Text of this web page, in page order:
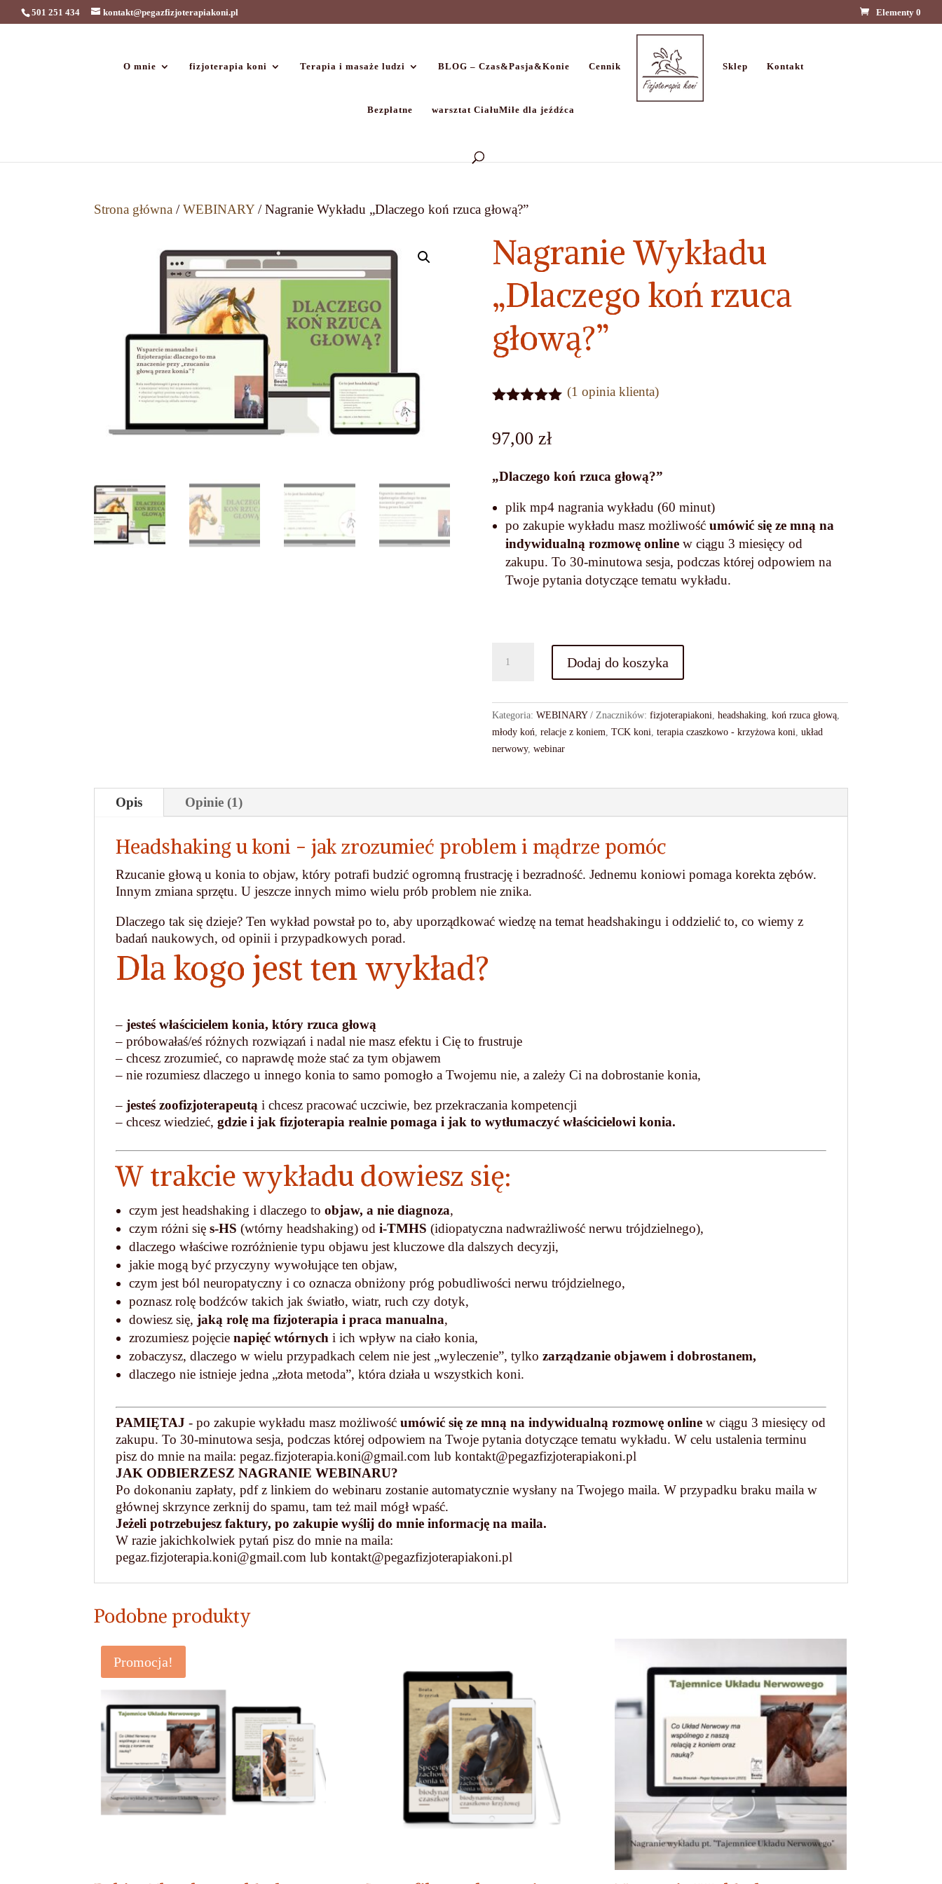
501 251 434 kontakt@pegazfizjoterapiakoni.pl Elementy 0
O mnie fizjoterapia koni Terapia i masaże ludzi BLOG – Czas&Pasja&Konie Cennik Sklep Kontakt
Bezpłatne warsztat CiałuMiłe dla jeźdźca
Strona główna /WEBINARY/ Nagranie Wykładu „Dlaczego koń rzuca głową?”
Nagranie Wykładu
„Dlaczego koń rzuca
głową?”
na
klienta
(1 opinia klienta)
97,00 zł
„Dlaczego koń rzuca głową?”
plik mp4 nagrania wykładu (60 minut)
po zakupie wykładu masz możliwość umówić się ze mną na
indywidualną rozmowę onlinew ciągu 3 miesięcy od
zakupu. To 30-minutowa sesja, podczas której odpowiem na
Twoje pytania dotyczące tematu wykładu.
Nagranie
"Dlaczego
koń
rzuca
głową?"
Dodaj do koszyka
Kategoria: WEBINARY Znaczników: fizjoterapiakoni headshaking, koń rzuca głową,
młody koń relacje z koniem TCK koni terapia czaszkowo - krzyżowa koni układ
nerwowy, webinar
Opis Opinie (1)
Headshaking u koni - jak zrozumieć problem i mądrze pomóc
Rzucanie głową u konia to objaw, który potrafi budzić ogromną frustrację i bezradność. Jednemu koniowi pomaga korekta zębów.
Innym zmiana sprzętu. U jeszcze innych mimo wielu prób problem nie znika.
Dlaczego tak się dzieje? Ten wykład powstał po to, aby uporządkować wiedzę na temat headshakingu i oddzielić to, co wiemy z
badań naukowych, od opinii i przypadkowych porad.
Dla kogo jest ten wykład?
–jesteś właścicielem konia, który rzuca głową
– próbowałaś/eś różnych rozwiązań i nadal nie masz efektu i Cię to frustruje
– chcesz zrozumieć, co naprawdę może stać za tym objawem
– nie rozumiesz dlaczego u innego konia to samo pomogło a Twojemu nie, a zależy Ci na dobrostanie konia,
–jesteś zoofizjoterapeutą i chcesz pracować uczciwie, bez przekraczania kompetencji
– chcesz wiedzieć,gdzie i jak fizjoterapia realnie pomaga i jak to wytłumaczyć właścicielowi konia.
W trakcie wykładu dowiesz się:
czym jest headshaking i dlaczego toobjaw, a nie diagnoza,
czym różni sięs-HS (wtórny headshaking) odi-TMHS (idiopatyczna nadwrażliwość nerwu trójdzielnego),
dlaczego właściwe rozróżnienie typu objawu jest kluczowe dla dalszych decyzji,
jakie mogą być przyczyny wywołujące ten objaw,
czym jest ból neuropatyczny i co oznacza obniżony próg pobudliwości nerwu trójdzielnego,
poznasz rolę bodźców takich jak światło, wiatr, ruch czy dotyk,
dowiesz się,jaką rolę ma fizjoterapia i praca manualna,
zrozumiesz pojęcienapięć wtórnych i ich wpływ na ciało konia,
zobaczysz, dlaczego w wielu przypadkach celem nie jest „wyleczenie”, tylkozarządzanie objawem i dobrostanem,
dlaczego nie istnieje jedna „złota metoda”, która działa u wszystkich koni.
PAMIĘTAJ - po zakupie wykładu masz możliwośćumówić się ze mną na indywidualną rozmowę online w ciągu 3 miesięcy od
zakupu. To 30-minutowa sesja, podczas której odpowiem na Twoje pytania dotyczące tematu wykładu. W celu ustalenia terminu
pisz do mnie na maila: pegaz.fizjoterapia.koni@gmail.com lub kontakt@pegazfizjoterapiakoni.pl
JAK ODBIERZESZ NAGRANIE WEBINARU?
Po dokonaniu zapłaty, pdf z linkiem do webinaru zostanie automatycznie wysłany na Twojego maila. W przypadku braku maila w
głównej skrzynce zerknij do spamu, tam też mail mógł wpaść.
Jeżeli potrzebujesz faktury, po zakupie wyślij do mnie informację na maila.
W razie jakichkolwiek pytań pisz do mnie na maila:
pegaz.fizjoterapia.koni@gmail.com lub kontakt@pegazfizjoterapiakoni.pl
Podobne produkty
Promocja!